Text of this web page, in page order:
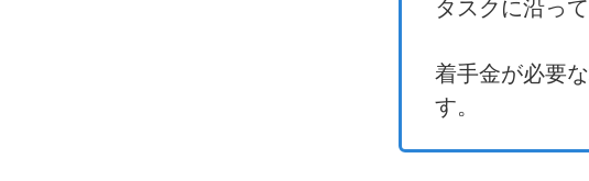
タスクに沿っ
着手金が必要
す。